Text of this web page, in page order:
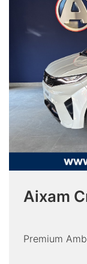
Aixam
Premium